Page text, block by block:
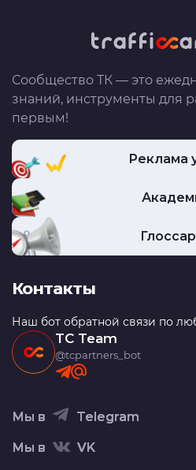
Сообщество ТК — это
знаний, инструменты для
первым!
Реклама
Контакты
Наш бот обратной связи по
TC Team
@tcpartners_bot
Мы в Telegram
Мы в VK